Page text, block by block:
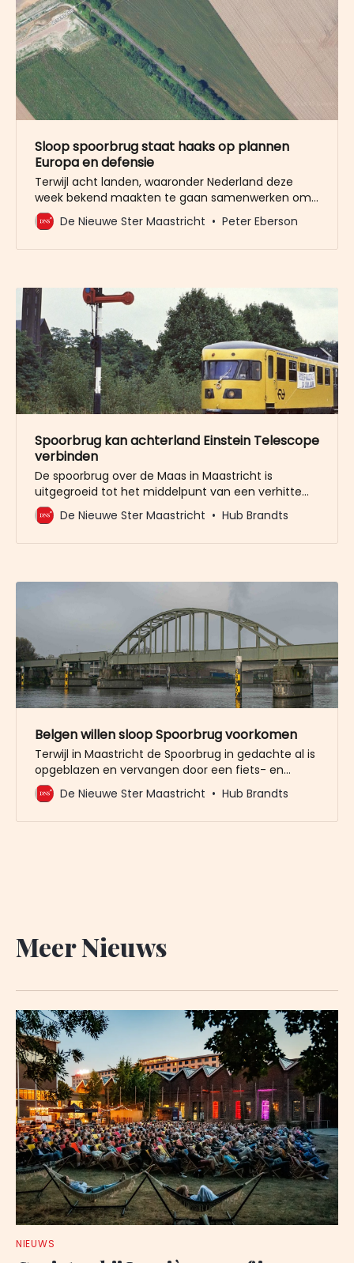
Sloop spoorbrug staat haaks op plannen
Europa en defensie
Terwijl acht landen, waaronder Nederland deze
week bekend maakten te gaan samenwerken om
de militaire paraatheid te vergroten door het
verbeteren van bruggen en spoorlijnen, willen ze in
De Nieuwe Ster Maastricht Peter Eberson
Spoorbrug kan achterland Einstein Telescope
verbinden
De spoorbrug over de Maas in Maastricht is
uitgegroeid tot het middelpunt van een verhitte
discussie. Terwijl Vlaamse minister Jo Brouns zich
inzet voor een duurzame spoorverbinding tussen
van de brug en de
De Nieuwe Ster Maastricht Hub Brandts
Belgen willen sloop Spoorbrug voorkomen
Terwijl in Maastricht de Spoorbrug in gedachte al is
opgeblazen en vervangen door een fiets- en
wandelbrug, willen de Belgen de spoorlijn over de
Maas nieuw leven inblazen. Die revitalisering is
De Nieuwe Ster Maastricht Hub Brandts
Meer Nieuws
NIEUWS